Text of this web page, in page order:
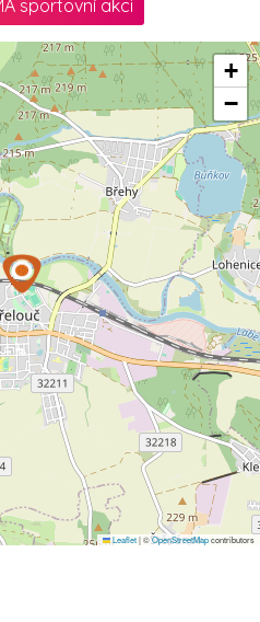
sportovní akci
+
−
Leaflet|©OpenStreetMapcontributors